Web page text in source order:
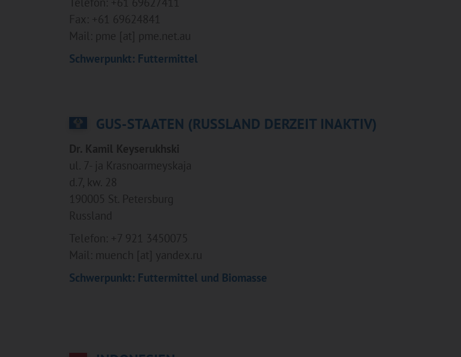
Fax: +61 69624841
Mail: pme [at] pme.net.au
Schwerpunkt: Futtermittel
GUS-STAATEN (RUSSLAND DERZEIT INAKTIV)
Dr. Kamil Keyserukhski
ul. 7- ja Krasnoarmeyskaja
d.7, kw. 28
190005 St. Petersburg
Russland
Telefon: +7 921 3450075
Mail: muench [at] yandex.ru
Schwerpunkt: Futtermittel und Biomasse